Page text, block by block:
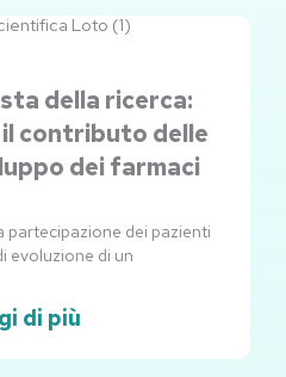
della ricerca:
contributo delle
dei farmaci
partecipazione dei pazienti
evoluzione di un
di più